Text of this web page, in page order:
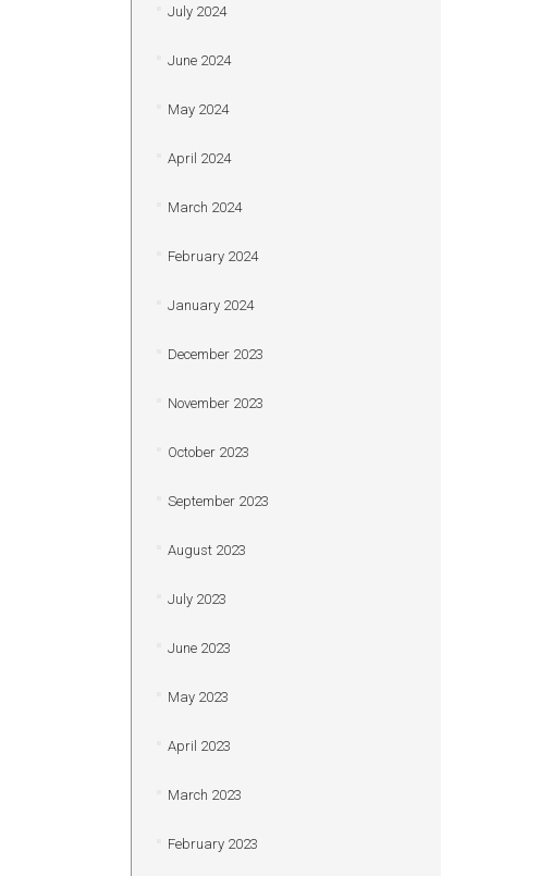
July 2024
June 2024
May 2024
April 2024
March 2024
February 2024
January 2024
December 2023
November 2023
October 2023
September 2023
August 2023
July 2023
June 2023
May 2023
April 2023
March 2023
February 2023